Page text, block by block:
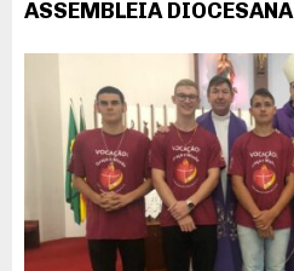
ASSEMBLEIA DIOCESANA